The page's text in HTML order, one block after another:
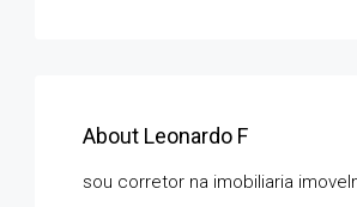
About Leonardo F
sou corretor na imobiliaria